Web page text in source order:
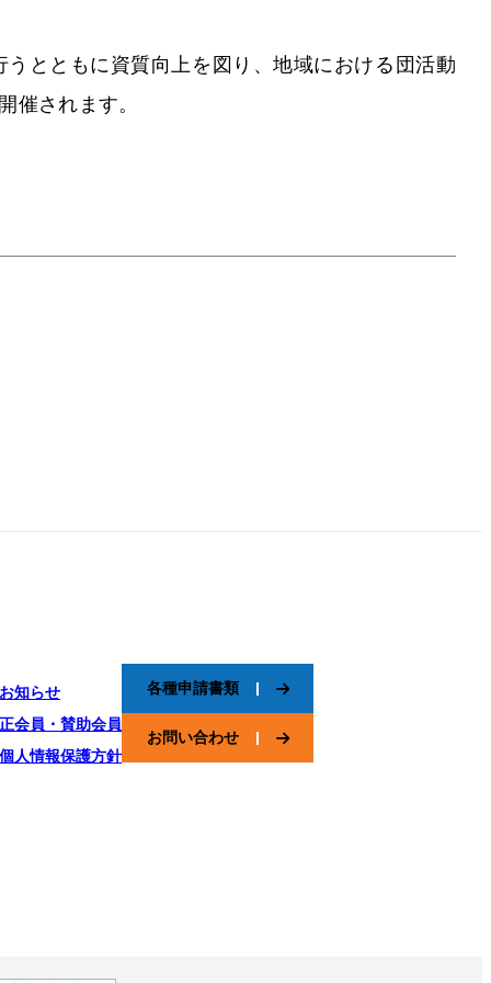
とともに資質向上を図り、地域における団活動
催されます。
お知らせ
正会員・賛助会員
個人情報保護方針
各種申請書類
お問い合わせ